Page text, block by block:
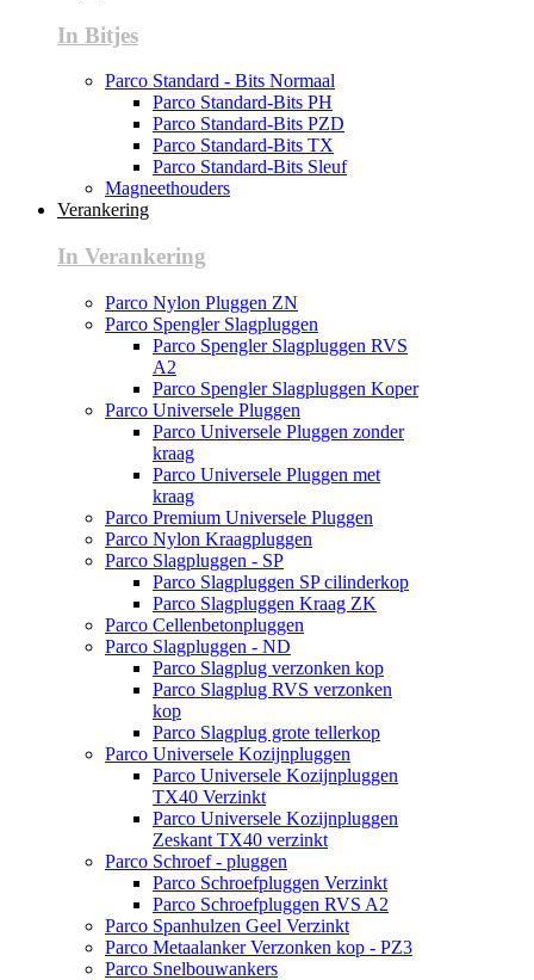
In Bitjes
Parco Standard - Bits Normaal
Parco Standard-Bits PH
Parco Standard-Bits PZD
Parco Standard-Bits TX
Parco Standard-Bits Sleuf
Magneethouders
Verankering
In Verankering
Parco Nylon Pluggen ZN
Parco Spengler Slagpluggen
Parco Spengler Slagpluggen RVS
A2
Parco Spengler Slagpluggen Koper
Parco Universele Pluggen
Parco Universele Pluggen zonder
kraag
Parco Universele Pluggen met
kraag
Parco Premium Universele Pluggen
Parco Nylon Kraagpluggen
Parco Slagpluggen - SP
Parco Slagpluggen SP cilinderkop
Parco Slagpluggen Kraag ZK
Parco Cellenbetonpluggen
Parco Slagpluggen - ND
Parco Slagplug verzonken kop
Parco Slagplug RVS verzonken
kop
Parco Slagplug grote tellerkop
Parco Universele Kozijnpluggen
Parco Universele Kozijnpluggen
TX40 Verzinkt
Parco Universele Kozijnpluggen
Zeskant TX40 verzinkt
Parco Schroef - pluggen
Parco Schroefpluggen Verzinkt
Parco Schroefpluggen RVS A2
Parco Spanhulzen Geel Verzinkt
Parco Metaalanker Verzonken kop - PZ3
Parco Snelbouwankers